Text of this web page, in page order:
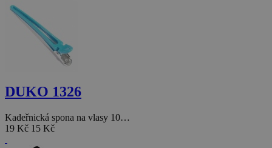
DUKO 1326
Kadeřnická spona na vlasy 10…
19 Kč 15 Kč